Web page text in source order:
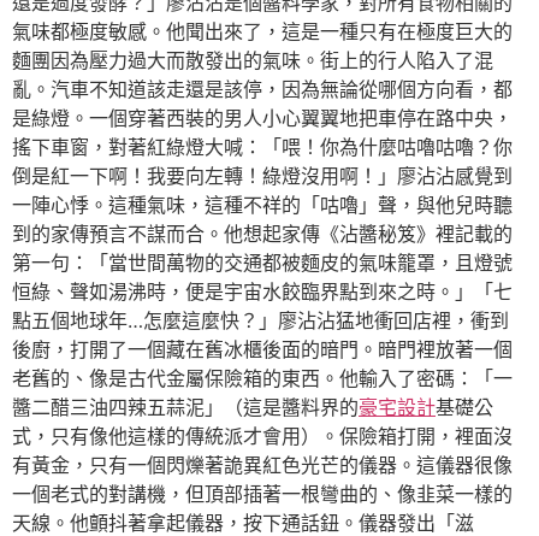
氣味都極度敏感。他聞出來了，這是一種只有在極度巨大的
麵團因為壓力過大而散發出的氣味。街上的行人陷入了混
亂。汽車不知道該走還是該停，因為無論從哪個方向看，都
是綠燈。一個穿著西裝的男人小心翼翼地把車停在路中央，
搖下車窗，對著紅綠燈大喊：「喂！你為什麼咕嚕咕嚕？你
倒是紅一下啊！我要向左轉！綠燈沒用啊！」廖沾沾感覺到
一陣心悸。這種氣味，這種不祥的「咕嚕」聲，與他兒時聽
到的家傳預言不謀而合。他想起家傳《沾醬秘笈》裡記載的
第一句：「當世間萬物的交通都被麵皮的氣味籠罩，且燈號
恒綠、聲如湯沸時，便是宇宙水餃臨界點到來之時。」「七
點五個地球年…怎麼這麼快？」廖沾沾猛地衝回店裡，衝到
後廚，打開了一個藏在舊冰櫃後面的暗門。暗門裡放著一個
老舊的、像是古代金屬保險箱的東西。他輸入了密碼：「一
醬二醋三油四辣五蒜泥」（這是醬料界的豪宅設計基礎公
式，只有像他這樣的傳統派才會用）。保險箱打開，裡面沒
有黃金，只有一個閃爍著詭異紅色光芒的儀器。這儀器很像
一個老式的對講機，但頂部插著一根彎曲的、像韭菜一樣的
天線。他顫抖著拿起儀器，按下通話鈕。儀器發出「滋